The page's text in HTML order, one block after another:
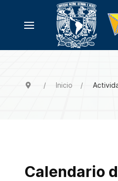
Inicio
Calendario